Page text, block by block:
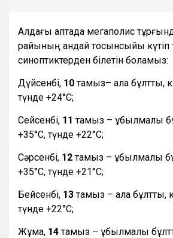
Алдағы аптада мегаполис
райының қандай тосынсыйы күтіп
синоптиктерден білетін боламыз:
Дүйсенбі, 10тамыз– ала бұлтты,
түнде +24°С;
Сейсенбі, 11тамыз – құбылмалы
+35°С, түнде +22°С;
Сәрсенбі, 12тамыз – құбылмалы
+35°С, түнде +21°С;
Бейсенбі, 13тамыз – ала бұлтты,
түнде +22°С;
Жұма, 14тамыз – құбылмалы